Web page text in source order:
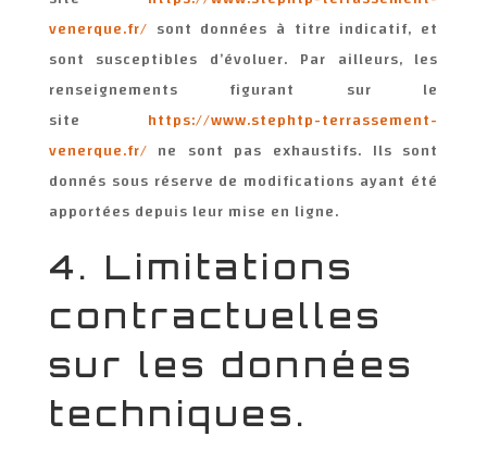
venerque.fr/ sont données à titre indicatif, et
sont susceptibles d’évoluer. Par ailleurs, les
renseignements figurant sur le
site https://www.stephtp-terrassement-
venerque.fr/ ne sont pas exhaustifs. Ils sont
donnés sous réserve de modifications ayant été
apportées depuis leur mise en ligne.
4. Limitations
contractuelles
sur les données
techniques.